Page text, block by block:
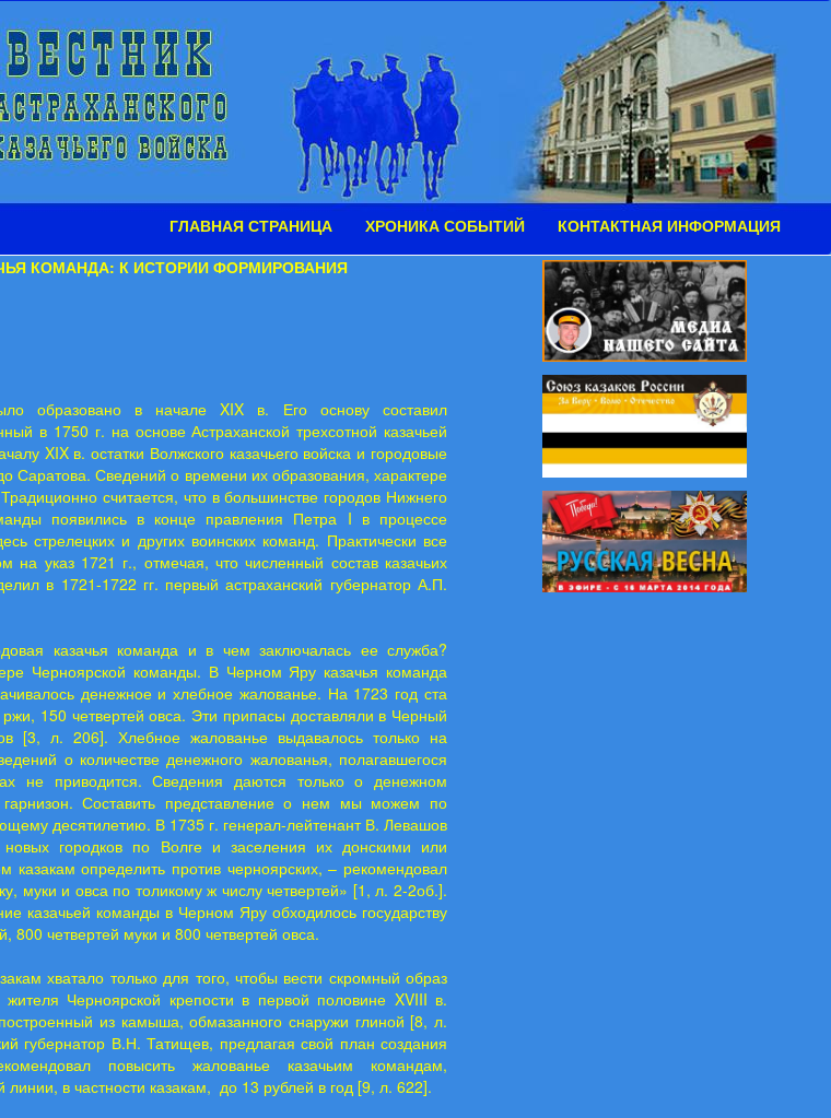
ГЛАВНАЯ СТРАНИЦА ХРОНИКА СОБЫТИЙ КОНТАКТНАЯ ИНФОРМАЦИЯ
КОМАНДА: К ИСТОРИИ ФОРМИРОВАНИЯ
образовано в начале XIX в. Его основу составил
в 1750 г. на основе Астраханской трехсотной казачьей
XIX в. остатки Волжского казачьего войска и городовые
Саратова. Сведений о времени их образования, характере
считается, что в большинстве городов Нижнего
появились в конце правления Петра I в процессе
стрелецких и других воинских команд. Практически все
на указ 1721 г., отмечая, что численный состав казачьих
в 1721-1722 гг. первый астраханский губернатор А.П.
казачья команда и в чем заключалась ее служба?
Черноярской команды. В Черном Яру казачья команда
денежное и хлебное жалованье. На 1723 год ста
ржи, 150 четвертей овса. Эти припасы доставляли в Черный
[3, л. 206]. Хлебное жалованье выдавалось только на
о количестве денежного жалованья, полагавшегося
не приводится. Сведения даются только о денежном
Составить представление о нем мы можем по
десятилетию. В 1735 г. генерал-лейтенант В. Левашов
новых городков по Волге и заселения их донскими или
казакам определить против черноярских, – рекомендовал
муки и овса по толикому ж числу четвертей» [1, л. 2-2об.].
казачьей команды в Черном Яру обходилось государству
800 четвертей муки и 800 четвертей овса.
хватало только для того, чтобы вести скромный образ
Черноярской крепости в первой половине XVIII в.
из камыша, обмазанного снаружи глиной [8, л.
губернатор В.Н. Татищев, предлагая свой план создания
повысить жалованье казачьим командам,
в частности казакам, до 13 рублей в год [9, л. 622].